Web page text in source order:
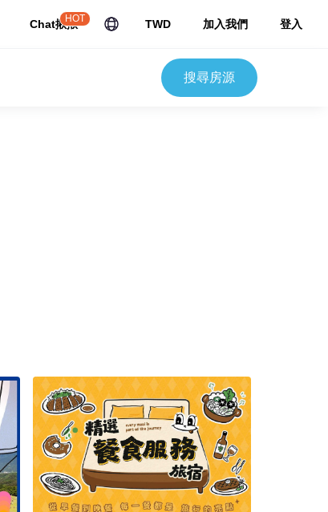
Chat揪揪
HOT TWD 加入我們 登入
搜尋房源